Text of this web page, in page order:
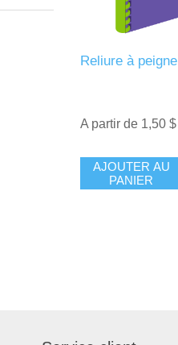
Reliure à peigne
A partir de 1,50 $
AJOUTER AU
PANIER